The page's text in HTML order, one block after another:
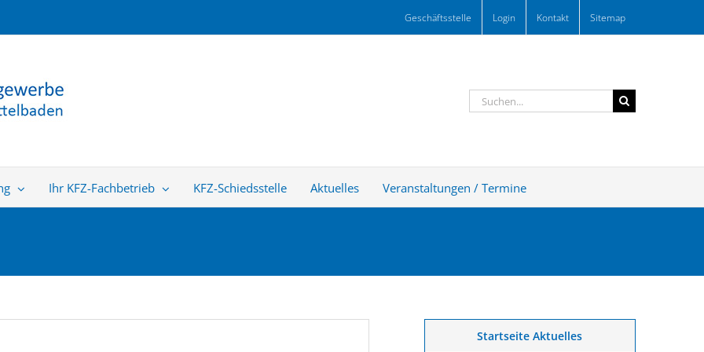
Geschäftsstelle Login Kontakt Sitemap
Suche
nach:
Ihr KFZ-Fachbetrieb KFZ-Schiedsstelle Aktuelles Veranstaltungen / Termine
Startseite Aktuelles